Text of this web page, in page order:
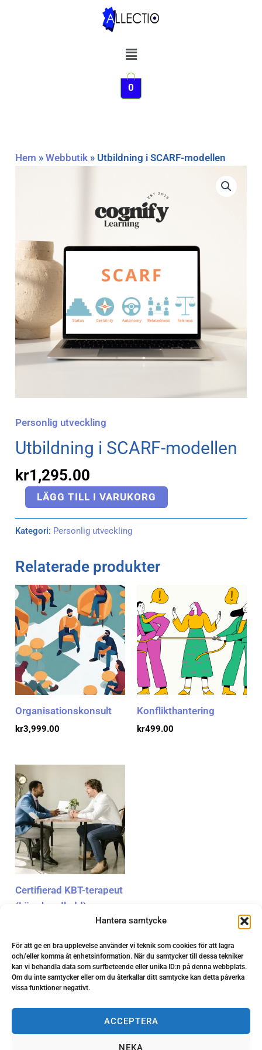
Hantera samtycke
För att ge en bra upplevelse använder vi teknik som cookies för att lagra
och/eller komma åt enhetsinformation. När du samtycker till dessa tekniker
kan vi behandla data som surfbeteende eller unika ID:n på denna webbplats.
Om du inte samtycker eller om du återkallar ditt samtycke kan detta påverka
vissa funktioner negativt.
ACCEPTERA
NEKA
Meny
0
Hem »Webbutik » Utbildning i SCARF-modellen
Personlig utveckling
Utbildning i SCARF-modellen
kr1,295.00
LÄGG TILL I VARUKORG
Kategori: Personlig utveckling
Relaterade produkter
Organisationskonsult
kr3,999.00
Konflikthantering
kr499.00
Certifierad KBT-terapeut
(Lärarhandledd)